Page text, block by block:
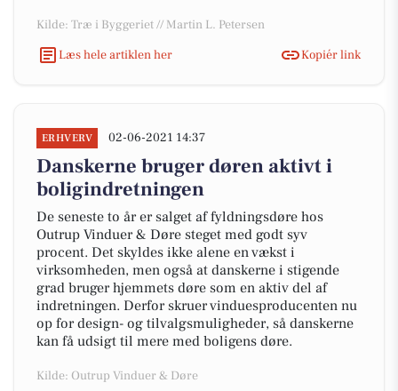
Kilde: Træ i Byggeriet // Martin L. Petersen
Læs hele artiklen her
Kopiér link
ERHVERV 02-06-2021 14:37
Danskerne bruger døren aktivt i
boligindretningen
De seneste to år er salget af fyldningsdøre hos
Outrup Vinduer & Døre steget med godt syv
procent. Det skyldes ikke alene en vækst i
virksomheden, men også at danskerne i stigende
grad bruger hjemmets døre som en aktiv del af
indretningen. Derfor skruer vinduesproducenten nu
op for design- og tilvalgsmuligheder, så danskerne
kan få udsigt til mere med boligens døre.
Kilde: Outrup Vinduer & Døre